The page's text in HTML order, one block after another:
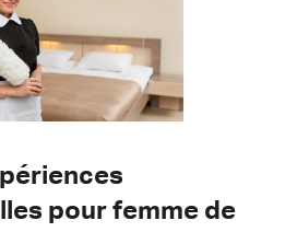
pour femme de